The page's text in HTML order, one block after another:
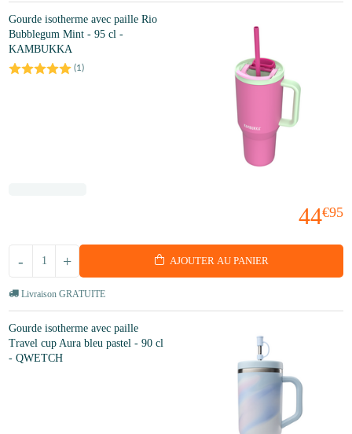
Gourde isotherme avec paille Rio
Bubblegum Mint - 95 cl -
KAMBUKKA
(1)
44€95
+
- AJOUTER AU PANIER
Livraison GRATUITE
Gourde isotherme avec paille
Travel cup Aura bleu pastel - 90 cl
- QWETCH